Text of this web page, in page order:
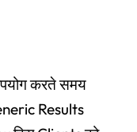
करते समय
Results